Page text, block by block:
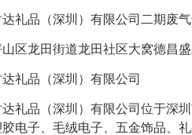
礼品（深圳）有限公司二期废
区龙田街道龙田社区大窝德昌盛
礼品（深圳）有限公司
礼品（深圳）有限公司 位于深
电子、毛绒电子、五金饰品、